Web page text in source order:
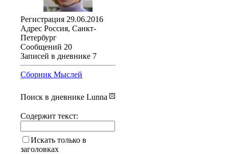
Регистрация 29.06.2016
Адрес Россия, Санкт-
Петербург
Сообщений 20
Записей в дневнике 7
Сборник Мыслей
Поиск в дневнике Lunna
Содержит текст:
Искать только в
заголовках